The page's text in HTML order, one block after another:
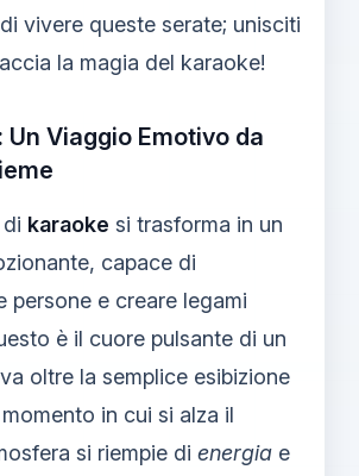
vivere queste serate; unisciti
la magia del karaoke!
Un Viaggio Emotivo da
karaoke si trasforma in un
capace di
persone e creare legami
è il cuore pulsante di un
oltre la semplice esibizione
in cui si alza il
si riempie di energia e